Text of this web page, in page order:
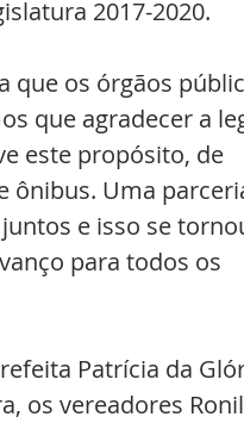
2017-2020.
que os órgãos
que agradecer a
este propósito, de
ônibus. Uma
e isso se
para todos os
Patrícia da
os vereadores